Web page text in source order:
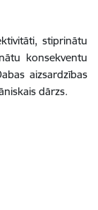
stiprinātu
konsekventu
aizsardzības
dārzs.